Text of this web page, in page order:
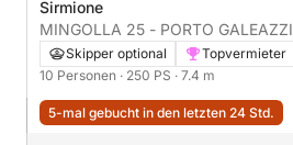
Sirmione
MINGOLLA 25 - PORTO GALEAZZI
Skipper optional Topvermieter
10 Personen · 250 PS · 7.4 m
5-mal gebucht in den letzten 24 Std.